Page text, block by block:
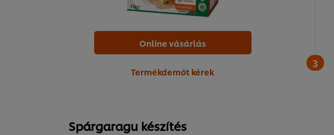
Online vásárlás
Termékdemót kérek
Spárgaragu készítés